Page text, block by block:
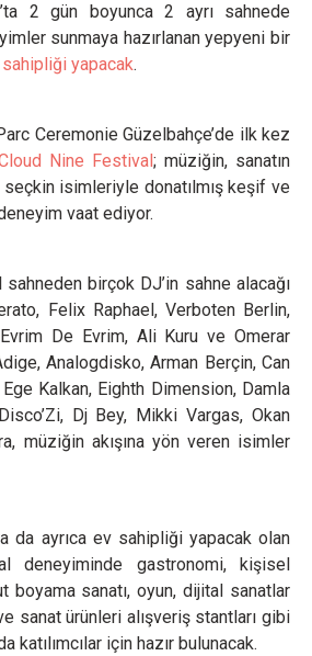
2 gün boyunca 2 ayrı sahnede
sunmaya hazırlanan yepyeni bir
yapacak.
Ceremonie Güzelbahçe’de ilk kez
Nine Festival ; müziğin, sanatın
isimleriyle donatılmış keşif ve
vaat ediyor.
birçok DJ’in sahne alacağı
Felix Raphael, Verboten Berlin,
De Evrim, Ali Kuru ve Omerar
Adige, Analogdisko, Arman Berçin, Can
Kalkan, Eighth Dimension, Damla
Dj Bey, Mikki Vargas, Okan
müziğin akışına yön veren isimler
da ayrıca ev sahipliği yapacak olan
deneyiminde gastronomi, kişisel
boyama sanatı, oyun, dijital sanatlar
sanat ürünleri alışveriş stantları gibi
katılımcılar için hazır bulunacak.